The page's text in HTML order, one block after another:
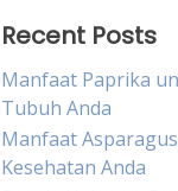
Recent Posts
Manfaat Paprika
Tubuh Anda
Manfaat
Kesehatan Anda